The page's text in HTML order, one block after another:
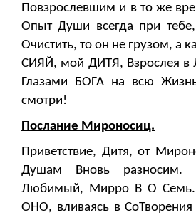
Повзрослевшим и в то же
Опыт Души всегда при
Очистить, то он не грузом, а
СИЯЙ, мой ДИТЯ, Взрослея
Глазами БОГА на всю
смотри!
Послание Мироносиц.
Приветствие, Дитя, от
Душам Вновь
Любимый, Мирро В О Семь.
ОНО, вливаясь в